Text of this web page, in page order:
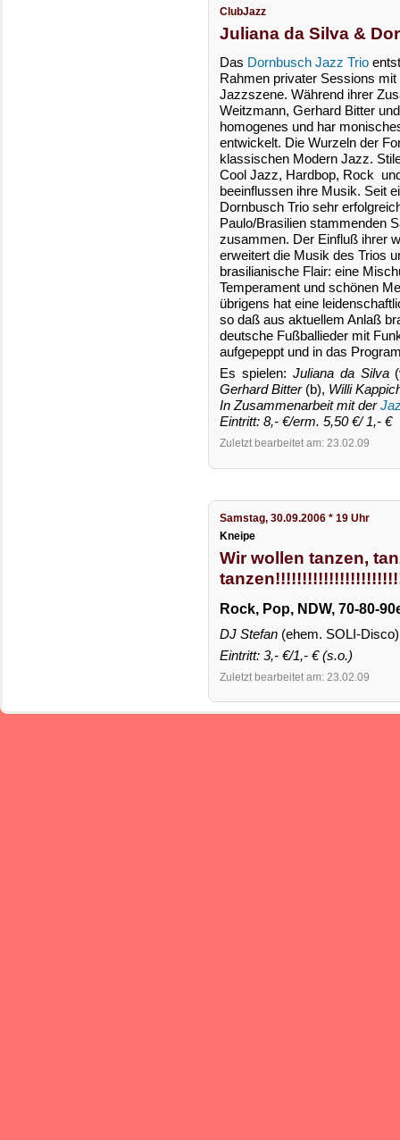
ClubJazz
Juliana da Silva &
Das Dornbusch Jazz Trio
Rahmen privater Sessions
Jazzszene. Während ihrer
Weitzmann, Gerhard Bitter
homogenes und har
entwickelt. Die Wurzeln der
klassischen Modern Jazz.
Cool Jazz, Hardbop, Rock
beeinflussen ihre Musik. Seit
Dornbusch Trio sehr
Paulo/Brasilien stammenden
zusammen. Der Einfluß ihrer
erweitert die Musik des Trios
brasilianische Flair: eine
Temperament und schönen
übrigens hat eine
so daß aus aktuellem Anlaß
deutsche Fußballieder mit
aufgepeppt und in das
Es spielen: Juliana da Silva
Gerhard Bitter(b), Willi
In Zusammenarbeit mit der
Eintritt: 8,- €/erm. 5,50 €/ 1,- €
Zuletzt bearbeitet am: 23.02.09
Samstag, 30.09.2006 * 19 Uhr
Kneipe
Wir wollen tanzen,
Rock, Pop, NDW, 70-80-
DJ Stefan (ehem. SOLI-Disco)
Eintritt: 3,- €/1,- € (s.o.)
Zuletzt bearbeitet am: 23.02.09